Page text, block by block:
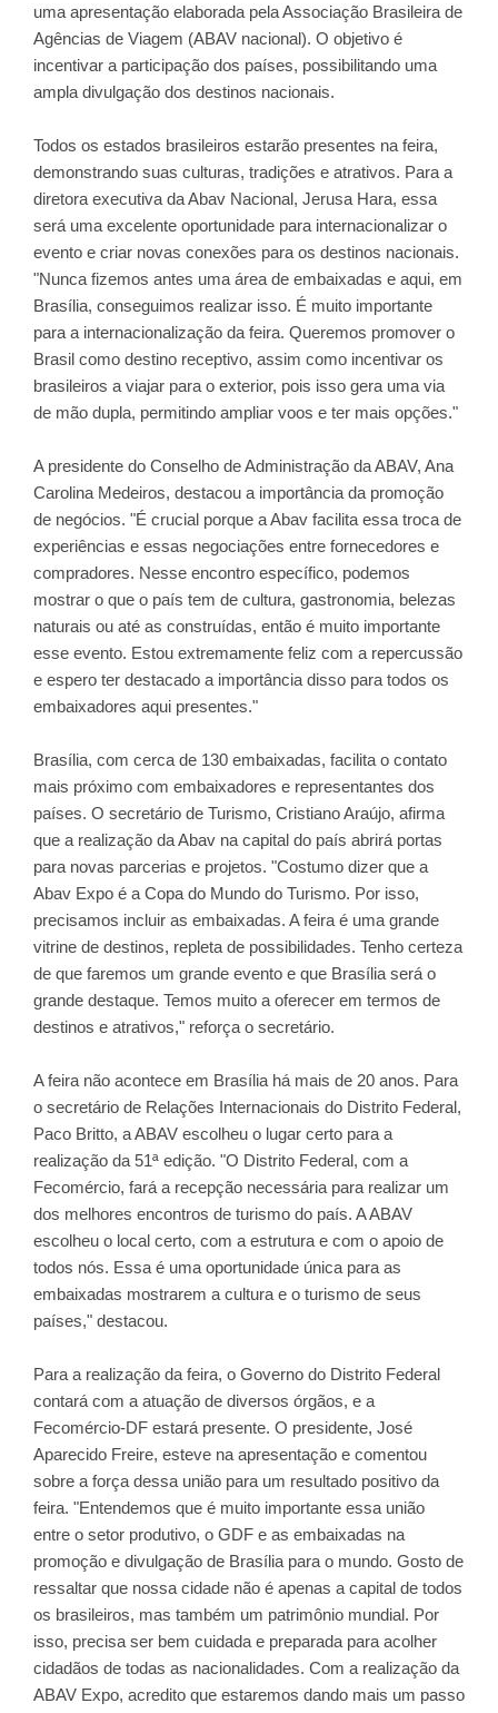
uma apresentação elaborada pela Associação Brasileira de
Agências de Viagem (ABAV nacional). O objetivo é
incentivar a participação dos países, possibilitando uma
ampla divulgação dos destinos nacionais.
Todos os estados brasileiros estarão presentes na feira,
demonstrando suas culturas, tradições e atrativos. Para a
diretora executiva da Abav Nacional, Jerusa Hara, essa
será uma excelente oportunidade para internacionalizar o
evento e criar novas conexões para os destinos nacionais.
"Nunca fizemos antes uma área de embaixadas e aqui, em
Brasília, conseguimos realizar isso. É muito importante
para a internacionalização da feira. Queremos promover o
Brasil como destino receptivo, assim como incentivar os
brasileiros a viajar para o exterior, pois isso gera uma via
de mão dupla, permitindo ampliar voos e ter mais opções."
A presidente do Conselho de Administração da ABAV, Ana
Carolina Medeiros, destacou a importância da promoção
de negócios. "É crucial porque a Abav facilita essa troca de
experiências e essas negociações entre fornecedores e
compradores. Nesse encontro específico, podemos
mostrar o que o país tem de cultura, gastronomia, belezas
naturais ou até as construídas, então é muito importante
esse evento. Estou extremamente feliz com a repercussão
e espero ter destacado a importância disso para todos os
embaixadores aqui presentes."
Brasília, com cerca de 130 embaixadas, facilita o contato
mais próximo com embaixadores e representantes dos
países. O secretário de Turismo, Cristiano Araújo, afirma
que a realização da Abav na capital do país abrirá portas
para novas parcerias e projetos. "Costumo dizer que a
Abav Expo é a Copa do Mundo do Turismo. Por isso,
precisamos incluir as embaixadas. A feira é uma grande
vitrine de destinos, repleta de possibilidades. Tenho certeza
de que faremos um grande evento e que Brasília será o
grande destaque. Temos muito a oferecer em termos de
destinos e atrativos," reforça o secretário.
A feira não acontece em Brasília há mais de 20 anos. Para
o secretário de Relações Internacionais do Distrito Federal,
Paco Britto, a ABAV escolheu o lugar certo para a
realização da 51ª edição. "O Distrito Federal, com a
Fecomércio, fará a recepção necessária para realizar um
dos melhores encontros de turismo do país. A ABAV
escolheu o local certo, com a estrutura e com o apoio de
todos nós. Essa é uma oportunidade única para as
embaixadas mostrarem a cultura e o turismo de seus
países," destacou.
Para a realização da feira, o Governo do Distrito Federal
contará com a atuação de diversos órgãos, e a
Fecomércio-DF estará presente. O presidente, José
Aparecido Freire, esteve na apresentação e comentou
sobre a força dessa união para um resultado positivo da
feira. "Entendemos que é muito importante essa união
entre o setor produtivo, o GDF e as embaixadas na
promoção e divulgação de Brasília para o mundo. Gosto de
ressaltar que nossa cidade não é apenas a capital de todos
os brasileiros, mas também um patrimônio mundial. Por
isso, precisa ser bem cuidada e preparada para acolher
cidadãos de todas as nacionalidades. Com a realização da
ABAV Expo, acredito que estaremos dando mais um passo